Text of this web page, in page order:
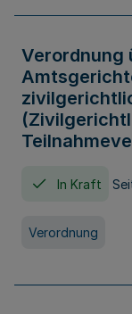
Verordnung
In Kraft
Verordnung